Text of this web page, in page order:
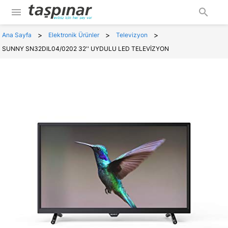
menu search
Ana Sayfa > Elektronik Ürünler > Televizyon >
SUNNY SN32DIL04/0202 32'' UYDULU LED TELEVİZYON